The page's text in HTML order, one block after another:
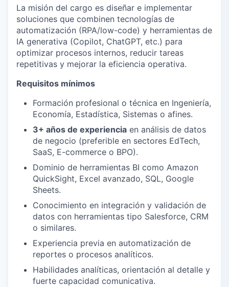
La misión del cargo es diseñar e implementar
soluciones que combinen tecnologías de
automatización (RPA/low-code) y herramientas de
IA generativa (Copilot, ChatGPT, etc.) para
optimizar procesos internos, reducir tareas
repetitivas y mejorar la eficiencia operativa.
Requisitos mínimos
Formación profesional o técnica en Ingeniería,
Economía, Estadística, Sistemas o afines.
3+ años de experiencia en análisis de datos
de negocio (preferible en sectores EdTech,
SaaS, E-commerce o BPO).
Dominio de herramientas BI como Amazon
QuickSight, Excel avanzado, SQL, Google
Sheets.
Conocimiento en integración y validación de
datos con herramientas tipo Salesforce, CRM
o similares.
Experiencia previa en automatización de
reportes o procesos analíticos.
Habilidades analíticas, orientación al detalle y
fuerte capacidad comunicativa.